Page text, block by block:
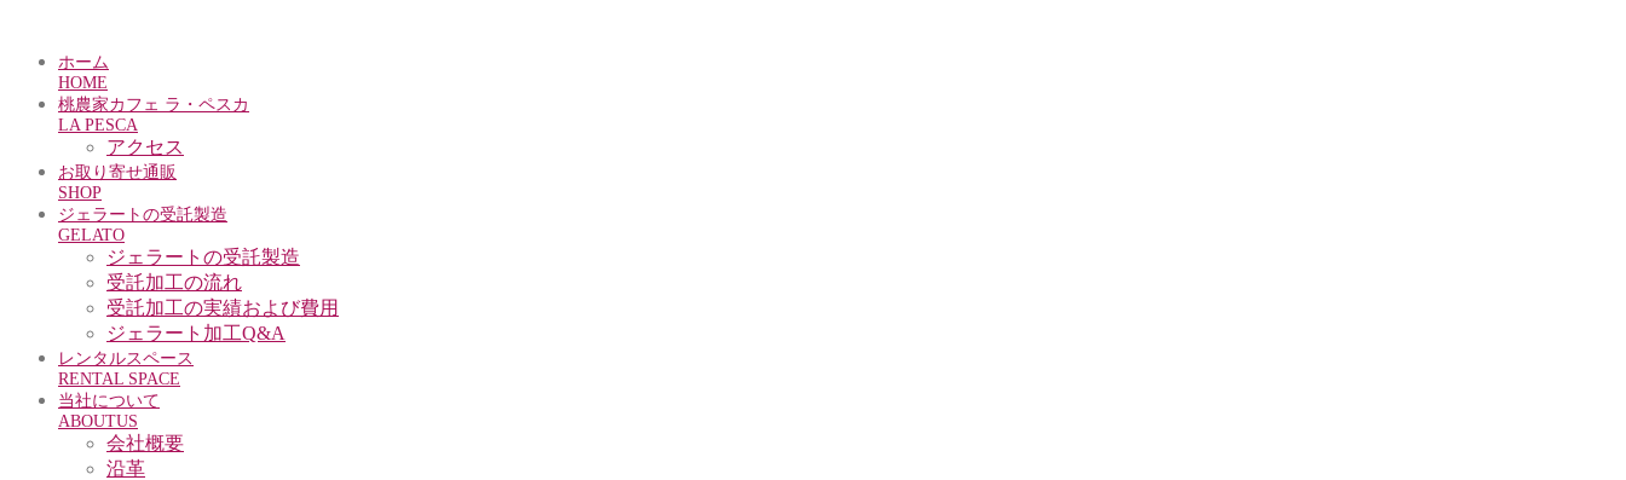
ホーム
HOME
桃農家カフェ ラ・ペスカ
LA PESCA
アクセス
お取り寄せ通販
SHOP
ジェラートの受託製造
GELATO
ジェラートの受託製造
受託加工の流れ
受託加工の実績および費用
ジェラート加工Q&A
レンタルスペース
RENTAL SPACE
当社について
ABOUTUS
会社概要
沿革